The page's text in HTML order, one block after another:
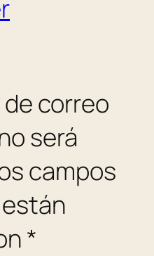
correo
será
campos
*